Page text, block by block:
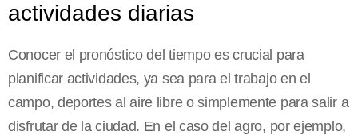
actividades diarias
Conocer el pronóstico del tiempo es crucial para
planificar actividades, ya sea para el trabajo en el
campo, deportes al aire libre o simplemente para salir a
disfrutar de la ciudad. En el caso del agro, por ejemplo,